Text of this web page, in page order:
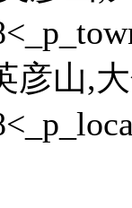
彦山,